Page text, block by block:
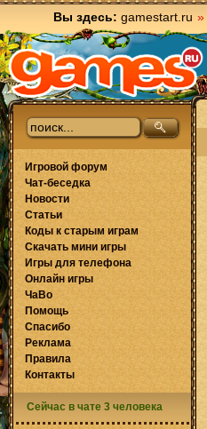
Вы здесь: gamestart.ru »
Игровой форум
Чат-беседка
Новости
Статьи
Коды к старым играм
Скачать мини игры
Игры для телефона
Онлайн игры
ЧаВо
Помощь
Спасибо
Реклама
Правила
Контакты
Сейчас в чате 3 человека